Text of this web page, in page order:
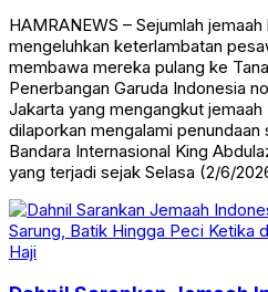
HAMRANEWS – Sejumlah jemaah
mengeluhkan keterlambatan
membawa mereka pulang ke
Penerbangan Garuda Indonesia
Jakarta yang mengangkut
dilaporkan mengalami
Bandara Internasional King
yang terjadi sejak Selasa (2/6/
Haji